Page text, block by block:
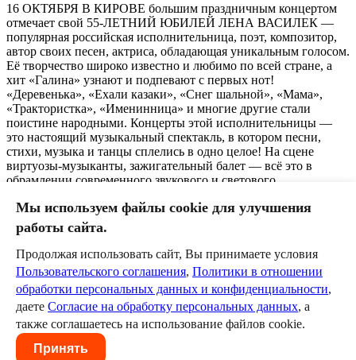
16 ОКТЯБРЯ В КИРОВЕ большим праздничным концертом
отмечает свой 55-ЛЕТНИЙ ЮБИЛЕЙ ЛЕНА ВАСИЛЕК —
популярная российская исполнительница, поэт, композитор,
автор своих песен, актриса, обладающая уникальным голосом.
Её творчество широко известно и любимо по всей стране, а
хит «Галина» узнают и подпевают с первых нот!
«Деревенька», «Ехали казаки», «Снег шальной», «Мама»,
«Трактористка», «Именинница» и многие другие стали
поистине народными. Концерты этой исполнительницы —
это настоящий музыкальный спектакль, в котором песни,
стихи, музыка и танцы сплелись в одно целое! На сцене
виртуозы-музыканты, зажигательный балет — всё это в
обрамлении современного звукового и светового
Лены Василёк всегда очень горячо принимается зрителями
всей России и ближнего зарубежья.
Оставить комментарий
Пожалуйста, авторизуйтесь, чтобы комментировать.
Пользовательское соглашение
обработки персональных данных
Мы используем файлы cookie для улучшения
работы сайта.
Продолжая использовать сайт, Вы принимаете условия
Пользовательского соглашения, Политики в отношении
обработки персональных данных и конфиденциальности,
даете Согласие на обработку персональных данных, а
также соглашаетесь на использование файлов cookie.
Принять